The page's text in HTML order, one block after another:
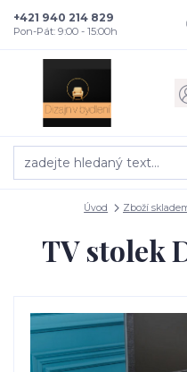
+421 940 214 829
Pon-Pát: 9:00 - 15:00h
Úvod Zboží
TV stolek